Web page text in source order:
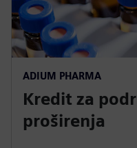
ADIUM PHARMA
Kredit za
proširenja